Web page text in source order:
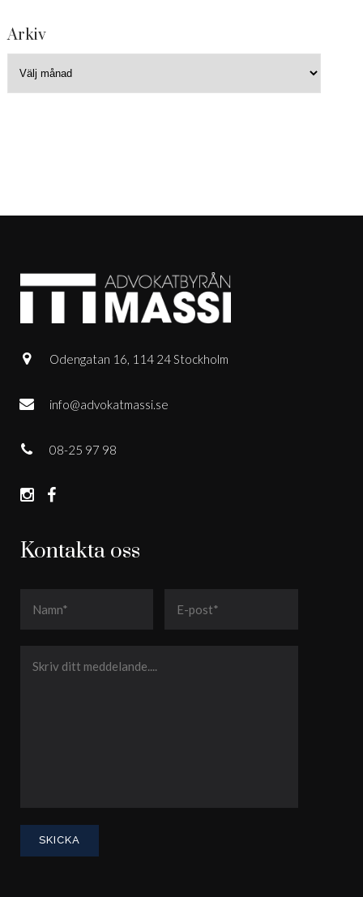
Arkiv
Kontakta oss
Odengatan 16, 114 24 Stockholm
info@advokatmassi.se
08-25 97 98